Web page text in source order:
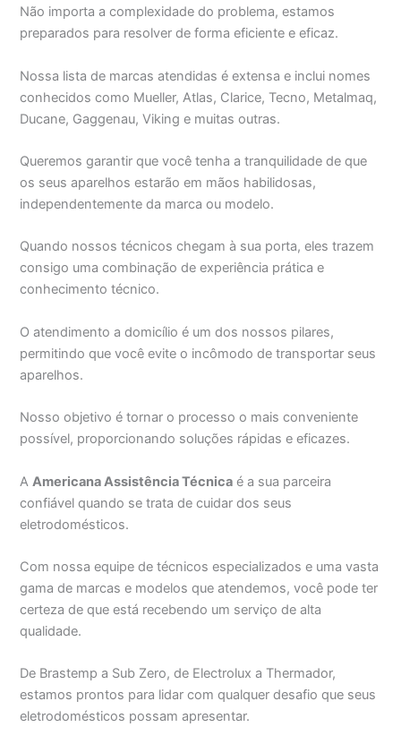
Não importa a complexidade do problema, estamos
preparados para resolver de forma eficiente e eficaz.
Nossa lista de marcas atendidas é extensa e inclui nomes
conhecidos como Mueller, Atlas, Clarice, Tecno, Metalmaq,
Ducane, Gaggenau, Viking e muitas outras.
Queremos garantir que você tenha a tranquilidade de que
os seus aparelhos estarão em mãos habilidosas,
independentemente da marca ou modelo.
Quando nossos técnicos chegam à sua porta, eles trazem
consigo uma combinação de experiência prática e
conhecimento técnico.
O atendimento a domicílio é um dos nossos pilares,
permitindo que você evite o incômodo de transportar seus
aparelhos.
Nosso objetivo é tornar o processo o mais conveniente
possível, proporcionando soluções rápidas e eficazes.
A Americana Assistência Técnica é a sua parceira
confiável quando se trata de cuidar dos seus
eletrodomésticos.
Com nossa equipe de técnicos especializados e uma vasta
gama de marcas e modelos que atendemos, você pode ter
certeza de que está recebendo um serviço de alta
qualidade.
De Brastemp a Sub Zero, de Electrolux a Thermador,
estamos prontos para lidar com qualquer desafio que seus
eletrodomésticos possam apresentar.